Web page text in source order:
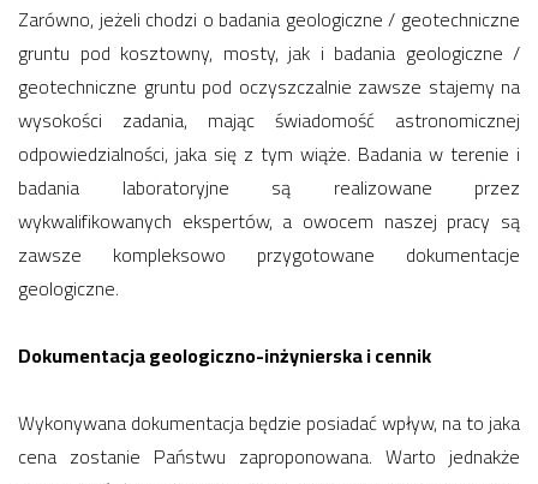
Zarówno, jeżeli chodzi o badania geologiczne / geotechniczne
gruntu pod kosztowny, mosty, jak i badania geologiczne /
geotechniczne gruntu pod oczyszczalnie zawsze stajemy na
wysokości zadania, mając świadomość astronomicznej
odpowiedzialności, jaka się z tym wiąże. Badania w terenie i
badania laboratoryjne są realizowane przez
wykwalifikowanych ekspertów, a owocem naszej pracy są
zawsze kompleksowo przygotowane dokumentacje
geologiczne.
Dokumentacja geologiczno-inżynierska i cennik
Wykonywana dokumentacja będzie posiadać wpływ, na to jaka
cena zostanie Państwu zaproponowana. Warto jednakże